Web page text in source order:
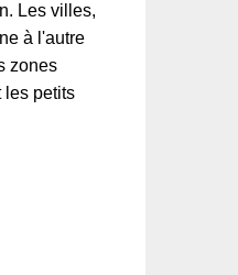
Les villes,
à l'autre
zones
les petits